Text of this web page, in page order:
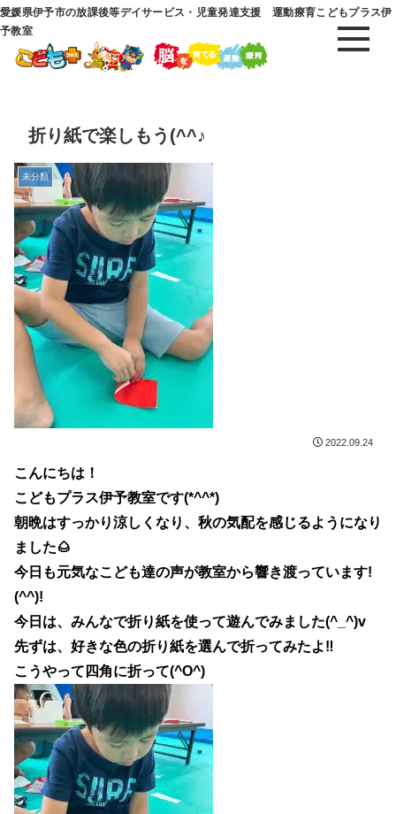
愛媛県伊予市の放課後等デイサービス・児童発達支援 運動療育こどもプラス伊
予教室
折り紙で楽しもう(^^♪
未分類
2022.09.24
こんにちは！
こどもプラス伊予教室です(*^^*)
朝晩はすっかり涼しくなり、秋の気配を感じるようになり
ました🌰
今日も元気なこども達の声が教室から響き渡っています!
(^^)!
今日は、みんなで折り紙を使って遊んでみました(^_^)v
先ずは、好きな色の折り紙を選んで折ってみたよ‼
こうやって四角に折って(^O^)